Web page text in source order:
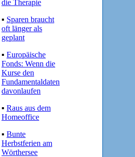
die Therapie
▪ Sparen braucht
oft länger als
geplant
▪ Europäische
Fonds: Wenn die
Kurse den
Fundamentaldaten
davonlaufen
▪ Raus aus dem
Homeoffice
▪ Bunte
Herbstferien am
Wörthersee